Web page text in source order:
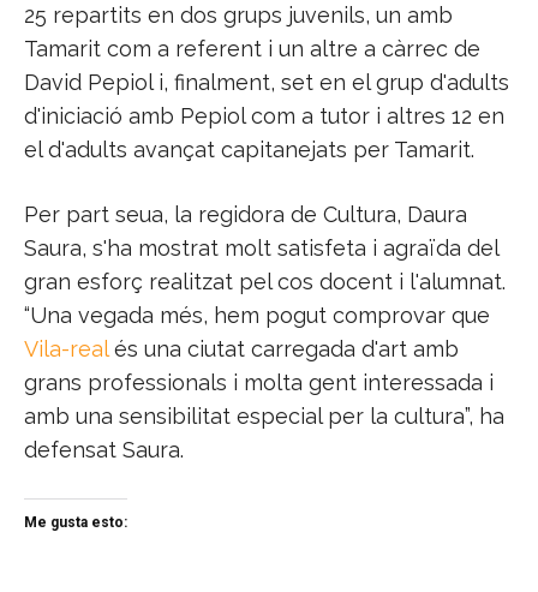
25 repartits en dos grups juvenils, un amb
Tamarit com a referent i un altre a càrrec de
David Pepiol i, finalment, set en el grup d'adults
d'iniciació amb Pepiol com a tutor i altres 12 en
el d'adults avançat capitanejats per Tamarit.
Per part seua, la regidora de Cultura, Daura
Saura, s'ha mostrat molt satisfeta i agraïda del
gran esforç realitzat pel cos docent i l'alumnat.
“Una vegada més, hem pogut comprovar que
Vila-realés una ciutat carregada d'art amb
grans professionals i molta gent interessada i
amb una sensibilitat especial per la cultura”, ha
defensat Saura.
Me gusta esto: